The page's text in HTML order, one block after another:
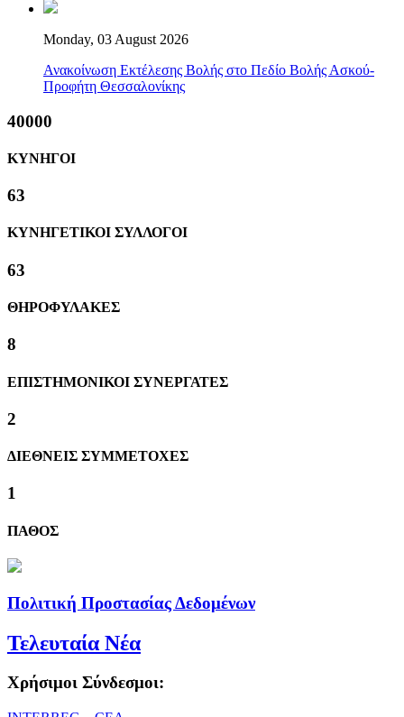
Monday, 03 August 2026
Ανακοίνωση Εκτέλεσης Βολής στο Πεδίο Βολής Ασκού-
Προφήτη Θεσσαλονίκης
40000
ΚΥΝΗΓΟΙ
63
ΚΥΝΗΓΕΤΙΚΟΙ ΣΥΛΛΟΓΟΙ
63
ΘΗΡΟΦΥΛΑΚΕΣ
8
ΕΠΙΣΤΗΜΟΝΙΚΟΙ ΣΥΝΕΡΓΑΤΕΣ
2
ΔΙΕΘΝΕΙΣ ΣΥΜΜΕΤΟΧΕΣ
1
ΠΑΘΟΣ
Πολιτική Προστασίας Δεδομένων
Τελευταία Νέα
Χρήσιμοι Σύνδεσμοι: